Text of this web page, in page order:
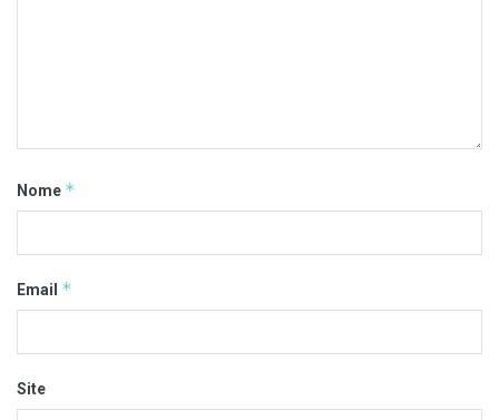
Nome *
Email *
Site